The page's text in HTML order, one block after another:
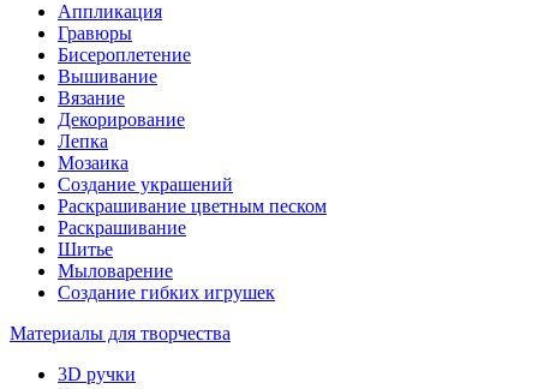
Аппликация
Гравюры
Бисероплетение
Вышивание
Вязание
Декорирование
Лепка
Мозаика
Создание украшений
Раскрашивание цветным песком
Раскрашивание
Шитье
Мыловарение
Создание гибких игрушек
Материалы для творчества
3D ручки